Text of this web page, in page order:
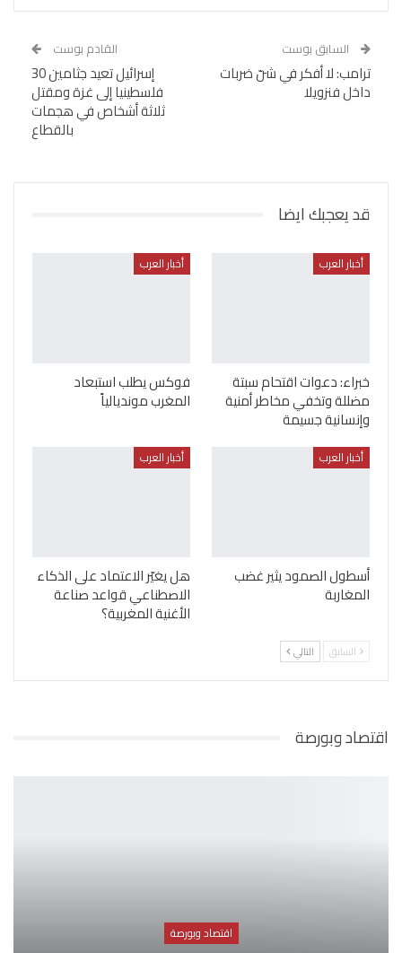
السابق بوست
ترامب: لا أفكر في شنّ ضربات
داخل فنزويلا
القادم بوست
إسرائيل تعيد جثامين 30
فلسطينيا إلى غزة ومقتل
ثلاثة أشخاص في هجمات
بالقطاع
قد يعجبك ايضا
أخبار العرب
خبراء: دعوات اقتحام سبتة
مضللة وتخفي مخاطر أمنية
وإنسانية جسيمة
أخبار العرب
فوكس يطلب استبعاد
المغرب مونديالياً
أخبار العرب
أسطول الصمود يثير غضب
المغاربة
أخبار العرب
هل يغيّر الاعتماد على الذكاء
الاصطناعي قواعد صناعة
الأغنية المغربية؟
السابق التالي
اقتصاد وبورصة
اقتصاد وبورصة